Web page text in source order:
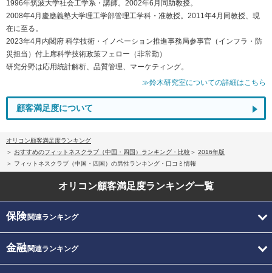
1996年筑波大学社会工学系・講師。2002年6月同助教授。
2008年4月慶應義塾大学理工学部管理工学科・准教授。2011年4月同教授、現
在に至る。
2023年4月内閣府 科学技術・イノベーション推進事務局参事官（インフラ・防
災担当）付上席科学技術政策フェロー（非常勤）
研究分野は応用統計解析、品質管理、マーケティング。
≫鈴木研究室についての詳細はこちら
顧客満足度について
オリコン顧客満足度ランキング
おすすめのフィットネスクラブ（中国・四国）ランキング・比較
2016年版
フィットネスクラブ（中国・四国）の男性ランキング・口コミ情報
オリコン顧客満足度ランキング一覧
保険関連ランキング
金融関連ランキング